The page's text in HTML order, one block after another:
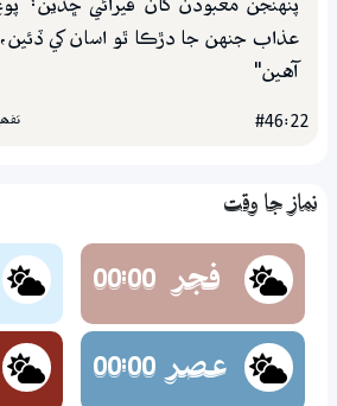
پنهنجن معبودن کان ڦيرائي ڇڏين؟
عذاب جنهن جا دڙڪا ٿو اسان کي
آهين"
#46:22
نماز جا وقت
فجر 00:00
عصر 00:00